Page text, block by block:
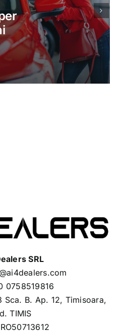
Artificiale
SRL
0758519816
Sca. B. Ap. 12, Timisoara,